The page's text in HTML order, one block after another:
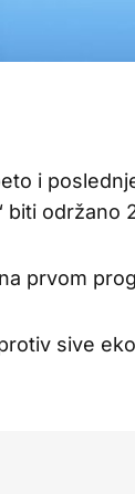
i
održano
prvom
sive